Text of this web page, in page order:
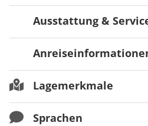
In der Umgebung
Fahrrad fahren
Wandern
Ausstattung &
Min. Buchungsdauer
Verkehrsinfrastruktur
Parkmöglichkeiten am
Lagemerkmale
Lagebeschreibung
Sprachen